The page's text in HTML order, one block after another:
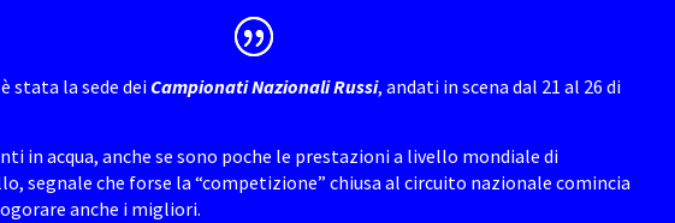
è stata la sede dei Campionati Nazionali Russi, andati in scena dal 21 al 26 di
in acqua, anche se sono poche le prestazioni a livello mondiale di
segnale che forse la “competizione” chiusa al circuito nazionale comincia
anche i migliori.